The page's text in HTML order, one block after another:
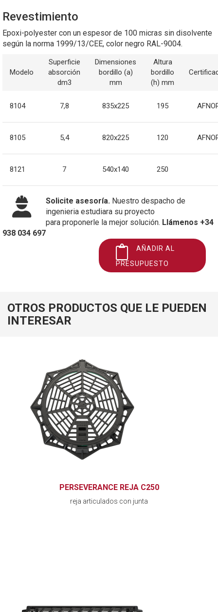
Revestimiento
Epoxi-polyester con un espesor de 100 micras sin disolvente
según la norma 1999/13/CEE, color negro RAL-9004.
Modelo
Superficie
absorción
dm3
Dimensiones
bordillo (a)
mm
Altura
bordillo
(h) mm
8104 7,8 835x225 195
8105 5,4 820x225 120
8121 7 540x140 250
Solicite asesoría. Nuestro despacho de
ingenieria estudiara su proyecto
para proponerle la mejor solución. Llámenos +34
938 034 697
AÑADIR AL
PRESUPUESTO
OTROS PRODUCTOS QUE LE PUEDEN
INTERESAR
PERSEVERANCE REJA C250
reja articulados con junta